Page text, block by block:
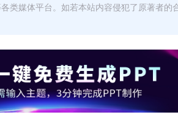
类媒体平台。如若本站内容侵犯了原著者的